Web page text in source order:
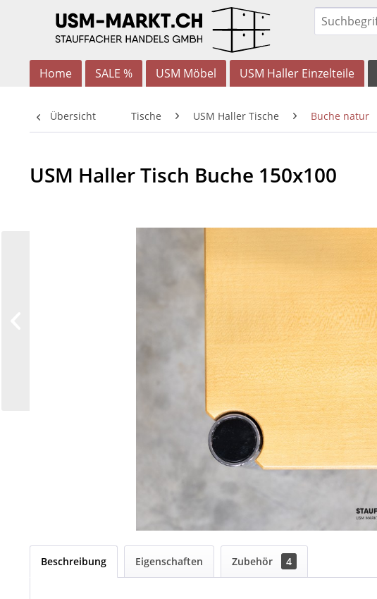
Home SALE % USM Möbel USM Haller Einzelteile
Übersicht Tische USM Haller Tische Buche natur
USM Haller Tisch Buche 150x100
Beschreibung Eigenschaften Zubehör 4